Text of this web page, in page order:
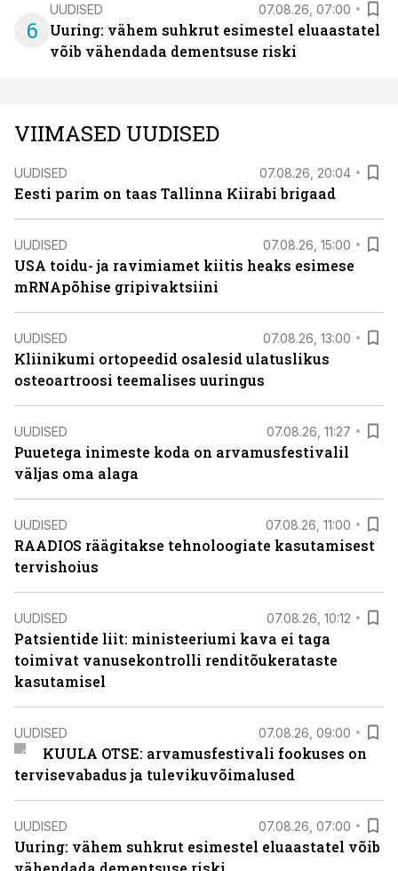
6
UUDISED 07.08.26, 07:00
Uuring: vähem suhkrut esimestel eluaastatel
võib vähendada dementsuse riski
VIIMASED UUDISED
UUDISED 07.08.26, 20:04
Eesti parim on taas Tallinna Kiirabi brigaad
UUDISED 07.08.26, 15:00
USA toidu- ja ravimiamet kiitis heaks esimese
mRNApõhise gripivaktsiini
UUDISED 07.08.26, 13:00
Kliinikumi ortopeedid osalesid ulatuslikus
osteoartroosi teemalises uuringus
UUDISED 07.08.26, 11:27
Puuetega inimeste koda on arvamusfestivalil
väljas oma alaga
UUDISED 07.08.26, 11:00
RAADIOS räägitakse tehnoloogiate kasutamisest
tervishoius
UUDISED 07.08.26, 10:12
Patsientide liit: ministeeriumi kava ei taga
toimivat vanusekontrolli renditõukerataste
kasutamisel
UUDISED 07.08.26, 09:00
KUULA OTSE: arvamusfestivali fookuses on
tervisevabadus ja tulevikuvõimalused
UUDISED 07.08.26, 07:00
Uuring: vähem suhkrut esimestel eluaastatel võib